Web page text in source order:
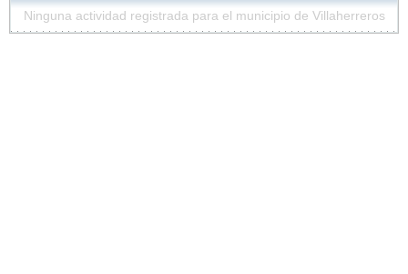
Ninguna actividad registrada para el municipio de Villaherreros